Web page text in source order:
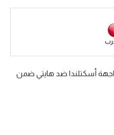
أسكتلندا ضد هايتي ضمن